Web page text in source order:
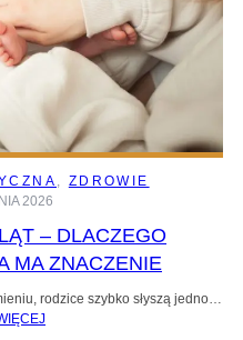
, ZDROWIE
2026
– DLACZEGO
MA ZNACZENIE
rodzice szybko słyszą jedno…